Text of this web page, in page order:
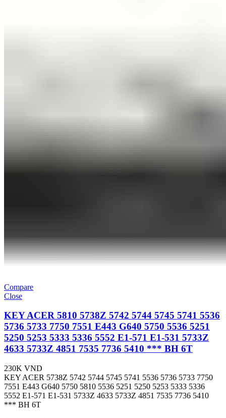
Compare
Close
KEY ACER 5810 5738Z 5742 5744 5745 5741 5536
5736 5733 7750 7551 E443 G640 5750 5536 5251
5250 5253 5333 5336 5552 E1-571 E1-531 5733Z
4633 5733Z 4851 7535 7736 5410 *** BH 6T
230K VND
KEY ACER 5738Z 5742 5744 5745 5741 5536 5736 5733 7750
7551 E443 G640 5750 5810 5536 5251 5250 5253 5333 5336
5552 E1-571 E1-531 5733Z 4633 5733Z 4851 7535 7736 5410
*** BH 6T